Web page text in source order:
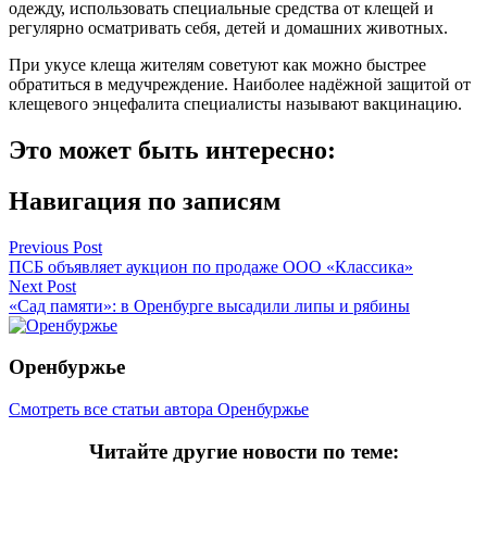
одежду, использовать специальные средства от клещей и
регулярно осматривать себя, детей и домашних животных.
При укусе клеща жителям советуют как можно быстрее
обратиться в медучреждение. Наиболее надёжной защитой от
клещевого энцефалита специалисты называют вакцинацию.
Это может быть интересно:
Навигация по записям
Previous Post
ПСБ объявляет аукцион по продаже ООО «Классика»
Next Post
«Сад памяти»: в Оренбурге высадили липы и рябины
Оренбуржье
Смотреть все статьи автора Оренбуржье
Читайте другие новости по теме: